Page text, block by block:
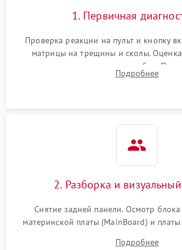
1. Первичная
Проверка реакции на пульт и кнопку
матрицы на трещины и сколы. Оценка
подсветки и индикаторов ошибок.
источников сигнала для выявления
Подробнее
2. Разборка и
Снятие задней панели. Осмотр блока
материнской платы (MainBoard) и
Подробнее